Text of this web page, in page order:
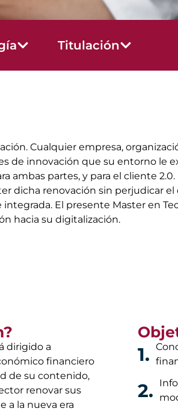
Titulación
Cualquier empresa,
de innovación que su entorno le
ambas partes, y para el cliente
dicha renovación sin perjudicar
El presente Master en
hacia su digitalización.
dirigido a
financiero
de su contenido,
renovar sus
a la nueva era
1.
2.